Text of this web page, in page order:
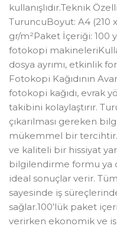
kullanışlıdır.Teknik
TuruncuBoyut: A4 (210
gr/m²Paket İçeriği: 100
fotokopi
dosya ayrımı, etkinlik
Fotokopi Kağıdının
fotokopi kağıdı, evrak
takibini kolaylaştırır.
çıkarılması gereken
mükemmel bir
ve kaliteli bir hissiyat
bilgilendirme formu ya
ideal sonuçlar verir. Tüm
sayesinde iş
sağlar.100’lük paket
verirken ekonomik ve